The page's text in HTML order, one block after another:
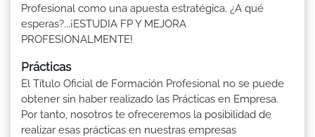
Profesional como una apuesta estratégica. ¿A qué
esperas?...¡ESTUDIA FP Y MEJORA
PROFESIONALMENTE!
Prácticas
El Título Oficial de Formación Profesional no se puede
obtener sin haber realizado las Prácticas en Empresa.
Por tanto, nosotros te ofreceremos la posibilidad de
realizar esas prácticas en nuestras empresas